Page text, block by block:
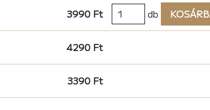
3990 Ft db
4290 Ft
3390 Ft